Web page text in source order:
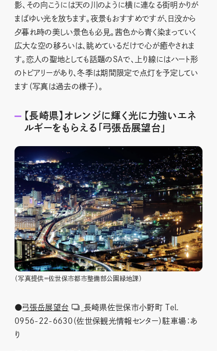
影、その向こうには天の川のように横に連なる街明かりが
まばゆい光を放ちます。夜景もおすすめですが、日没から
夕暮れ時の美しい景色も必見。茜色から青く染まっていく
広大な空の移ろいは、眺めているだけで心が癒やされま
す。恋人の聖地としても話題のSAで、上り線にはハート形
のトピアリーがあり、冬季は期間限定で点灯を予定してい
ます（写真は過去の様子）。
【長崎県】オレンジに輝く光に力強いエネ
ルギーをもらえる「弓張岳展望台」
（写真提供＝佐世保市都市整備部公園緑地課）
●弓張岳展望台
長崎県佐世保市小野町 Tel.
0956-22-6630（佐世保観光情報センター）駐車場：あ
り